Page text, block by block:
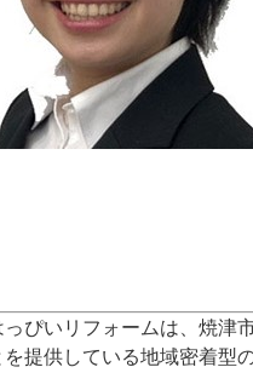
っぴいリフォームは、焼津
提供している地域密着型